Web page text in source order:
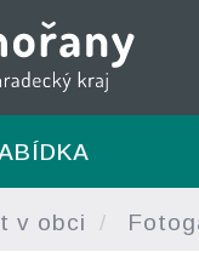
v obci